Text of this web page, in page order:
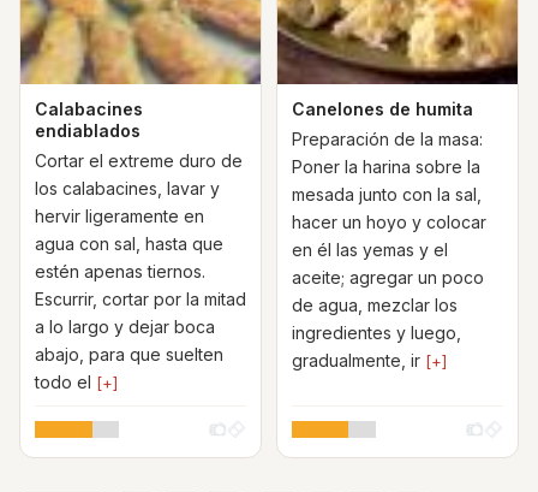
Calabacines
endiablados
Cortar el extreme duro de
los calabacines, lavar y
hervir ligeramente en
agua con sal, hasta que
estén apenas tiernos.
Escurrir, cortar por la mitad
a lo largo y dejar boca
abajo, para que suelten
todo el [+]
Canelones de humita
Preparación de la masa:
Poner la harina sobre la
mesada junto con la sal,
hacer un hoyo y colocar
en él las yemas y el
aceite; agregar un poco
de agua, mezclar los
ingredientes y luego,
gradualmente, ir [+]